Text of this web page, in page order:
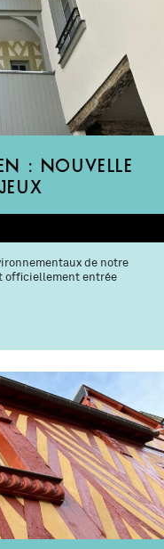
: nouvelle
de notre
officiellement entrée